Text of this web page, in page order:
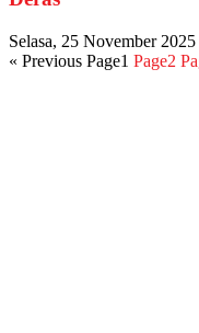
Selasa, 25 November 2025
« Previous Page1 Page2